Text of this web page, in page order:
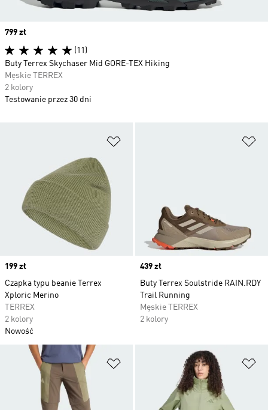
Price
199 zł
Czapka typu beanie Terrex
Xploric Merino
TERREX
2 kolory
Nowość
Price
439 zł
Buty Terrex Soulstride RAIN.RDY
Trail Running
Męskie TERREX
2 kolory
Dodaj do listy życzeń
Price
799 zł
(11)
Buty Terrex Skychaser Mid GORE-TEX Hiking
Męskie TERREX
2 kolory
Testowanie przez 30 dni